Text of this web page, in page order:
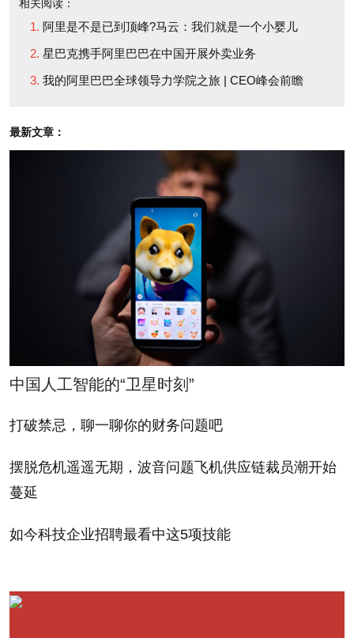
译者：Pessy
相关阅读：
阿里是不是已到顶峰?马云：我们就是一个小婴儿
星巴克携手阿里巴巴在中国开展外卖业务
我的阿里巴巴全球领导力学院之旅 | CEO峰会前瞻
最新文章：
中国人工智能的“卫星时刻”
打破禁忌，聊一聊你的财务问题吧
摆脱危机遥遥无期，波音问题飞机供应链裁员潮开始
蔓延
如今科技企业招聘最看中这5项技能